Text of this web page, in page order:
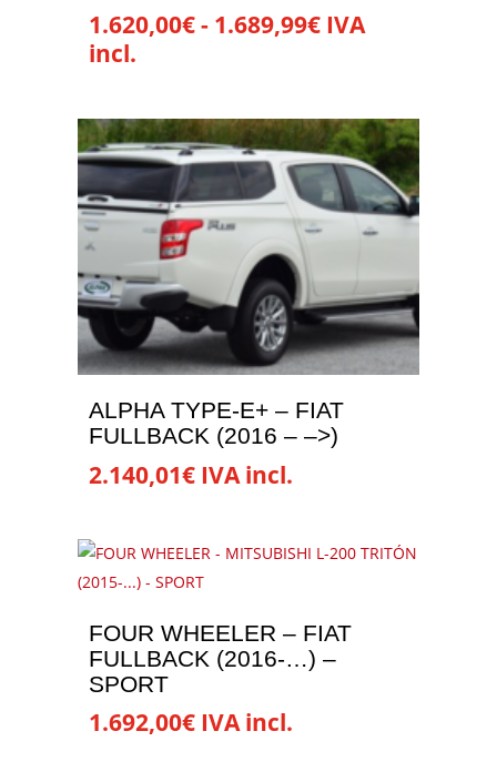
1.620,00€- 1.689,99€Rango
1.620,00€
hasta
1.689,99€
IVA
incl.
tiene
múltiples
variantes.
Las
opciones
se
pueden
elegir
en
la
página
producto
ALPHA TYPE-E+ – FIAT
FULLBACK (2016 – –>)
2.140,01€ IVA incl.
tiene
múltiples
Las
opciones
pueden
FOUR WHEELER – FIAT
FULLBACK (2016-…) –
SPORT
1.692,00€ IVA incl.